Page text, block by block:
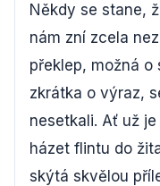
Někdy se stane,
nám zní zcela
překlep, možná
zkrátka o výraz,
nesetkali. Ať už
házet flintu do
skýtá skvělou